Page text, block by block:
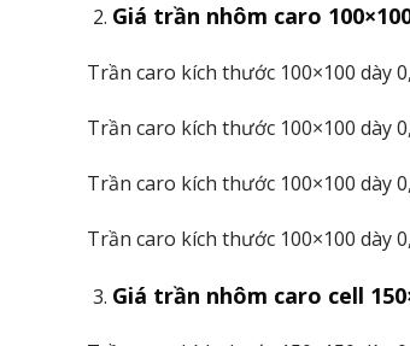
Giá trần nhôm caro
Trần caro kích thước 100×100 dày
Trần caro kích thước 100×100 dày
Trần caro kích thước 100×100 dày
Trần caro kích thước 100×100 dày
Giá trần nhôm caro cell